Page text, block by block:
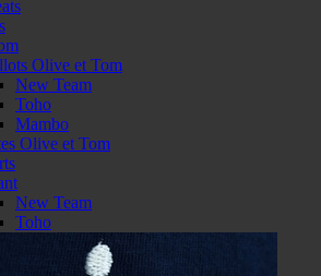
Olive et Tom
New Team
Toho
Mambo
Olive et Tom
New Team
Toho